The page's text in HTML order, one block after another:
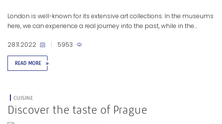
London is well-known for its extensive art collections. In the museums
here, we can experience a real journey into the past, while in the...
READ MORE »
28.11.2022 5953
CUISINE
Discover the taste of Prague